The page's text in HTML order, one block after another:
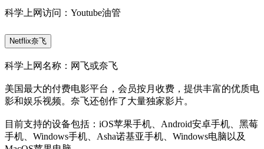
科学上网访问：Youtube油管
Netflix奈飞
科学上网名称：网飞或奈飞
美国最大的付费电影平台，会员按月收费，提供丰富的优质电
影和娱乐视频。奈飞还创作了大量独家影片。
目前支持的设备包括：iOS苹果手机、Android安卓手机、黑莓
手机、Windows手机、Asha诺基亚手机、Windows电脑以及